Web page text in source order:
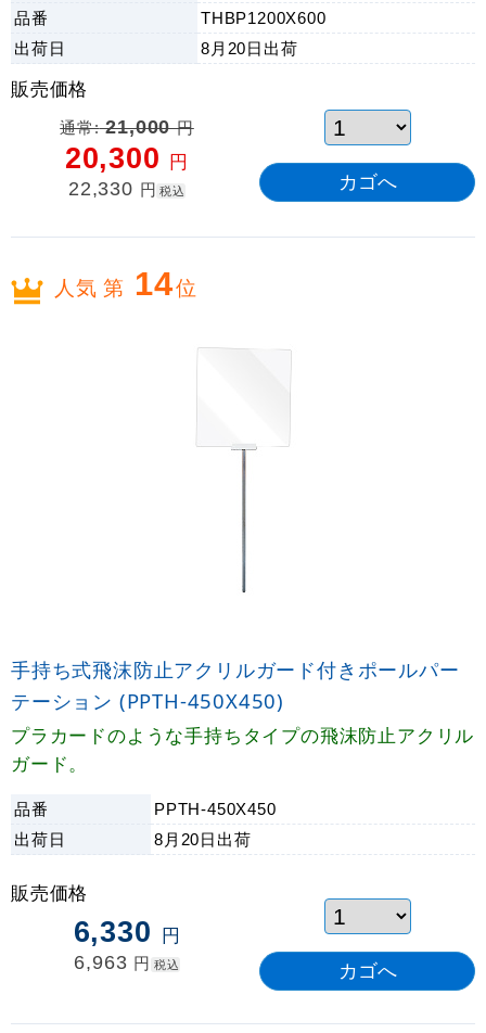
品番 THBP1200X600
出荷日 8月20日 出荷
販売価格
通常:21,000円
20,300 円
22,330 円 税込
人気 第 14位
手持ち式飛沫防止アクリルガード付きポールパー
テーション (PPTH-450X450)
プラカードのような手持ちタイプの飛沫防止アクリル
ガード。
品番 PPTH-450X450
出荷日 8月20日 出荷
販売価格
6,330 円
6,963 円 税込